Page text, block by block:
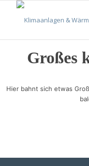
Großes
Hier bahnt sich etwas